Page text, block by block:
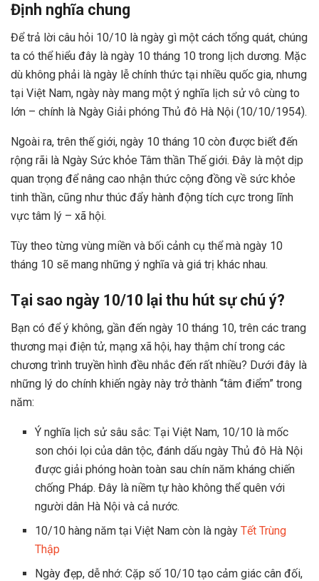
Định nghĩa chung
Để trả lời câu hỏi 10/10 là ngày gì một cách tổng quát, chúng
ta có thể hiểu đây là ngày 10 tháng 10 trong lịch dương. Mặc
dù không phải là ngày lễ chính thức tại nhiều quốc gia, nhưng
tại Việt Nam, ngày này mang một ý nghĩa lịch sử vô cùng to
lớn – chính là Ngày Giải phóng Thủ đô Hà Nội (10/10/1954).
Ngoài ra, trên thế giới, ngày 10 tháng 10 còn được biết đến
rộng rãi là Ngày Sức khỏe Tâm thần Thế giới. Đây là một dịp
quan trọng để nâng cao nhận thức cộng đồng về sức khỏe
tinh thần, cũng như thúc đẩy hành động tích cực trong lĩnh
vực tâm lý – xã hội.
Tùy theo từng vùng miền và bối cảnh cụ thể mà ngày 10
tháng 10 sẽ mang những ý nghĩa và giá trị khác nhau.
Tại sao ngày 10/10 lại thu hút sự chú ý?
Bạn có để ý không, gần đến ngày 10 tháng 10, trên các trang
thương mại điện tử, mạng xã hội, hay thậm chí trong các
chương trình truyền hình đều nhắc đến rất nhiều? Dưới đây là
những lý do chính khiến ngày này trở thành “tâm điểm” trong
năm:
Ý nghĩa lịch sử sâu sắc: Tại Việt Nam, 10/10 là mốc
son chói lọi của dân tộc, đánh dấu ngày Thủ đô Hà Nội
được giải phóng hoàn toàn sau chín năm kháng chiến
chống Pháp. Đây là niềm tự hào không thể quên với
người dân Hà Nội và cả nước.
10/10 hàng năm tại Việt Nam còn là ngàyTết Trùng
Thập
Ngày đẹp, dễ nhớ: Cặp số 10/10 tạo cảm giác cân đối,